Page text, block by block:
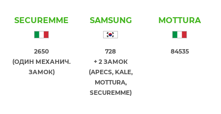
SECUREMME
2650
(ОДИН МЕХАНИЧ.
ЗАМОК)
SAMSUNG
728
+ 2 ЗАМОК
(APECS, KALE,
MOTTURA,
SECUREMME)
MOTTURA
84535